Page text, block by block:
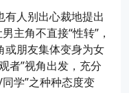
人别出心裁地提出
主角不直接“性转”，
或朋友集体变身为女
者”视角出发，充分
学”之种种态度变